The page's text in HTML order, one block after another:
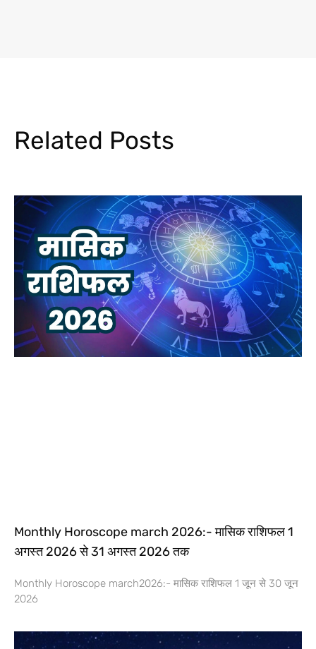
Related Posts
Monthly Horoscope march 2026:- मासिक राशिफल 1
अगस्त 2026 से 31 अगस्त 2026 तक
Monthly Horoscope march2026:- मासिक राशिफल 1 जून से 30 जून
2026